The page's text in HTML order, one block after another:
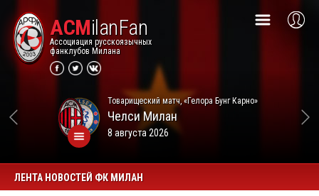
ACMilanFan
Ассоциация русскоязычных
фанклубов Милана
Товарищеский матч, «Гелора Бунг Карно»
ЧелсиМилан
8 августа 2026
ЛЕНТА НОВОСТЕЙ ФК МИЛАН